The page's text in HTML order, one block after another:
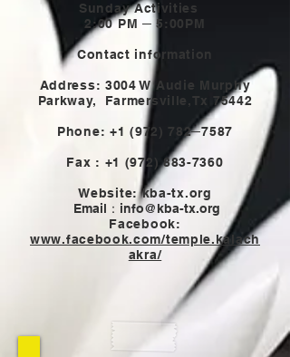
Sunday Activities
2:00 PM ─ 5:00PM
Contact information
Address: 3004 W Audie Murphy
Parkway, Farmersville,Tx 75442
Phone: +1 (972) 782─7587
Fax : +1 (972) 883-7360
Website: kba-tx.org
Email： info@kba-tx.org
Facebook:
www.facebook.com/temple.kalach
akra/